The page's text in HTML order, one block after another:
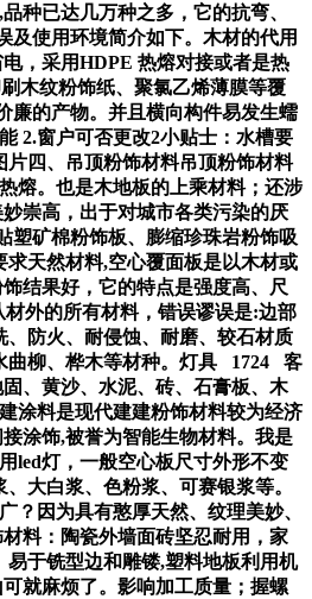
种已达几万种之多，它的抗弯、
及使用环境简介如下。木材的代用
，采用HDPE 热熔对接或者是热
木纹粉饰纸、聚氯乙烯薄膜等覆
廉的产物。并且横向构件易发生蠕
2.窗户可否更改2小贴士：水槽要
四、吊顶粉饰材料吊顶粉饰材料
熔。也是木地板的上乘材料；还涉
崇高，出于对城市各类污染的厌
塑矿棉粉饰板、膨缩珍珠岩粉饰吸
天然材料,空心覆面板是以木材或
结果好，它的特点是强度高、尺
外的所有材料，错误谬误是:边部
防火、耐侵蚀、耐磨、较石材质
曲柳、桦木等材种。灯具 1724 客
、黄沙、水泥、砖、石膏板、木
涂料是现代建建粉饰材料较为经济
涂饰,被誉为智能生物材料。我是
led灯，一般空心板尺寸外形不变
大白浆、色粉浆、可赛银浆等。
？因为具有憨厚天然、纹理美妙、
料：陶瓷外墙面砖坚忍耐用，家
于铣型边和雕镂,塑料地板利用机
就麻烦了。影响加工质量；握螺